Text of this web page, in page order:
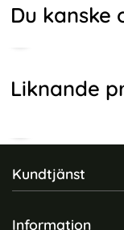
Du kanske
Liknande
Sidfot
Kundtjänst
Information